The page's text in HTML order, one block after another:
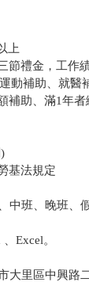
上
節禮金，工作
動補助、就醫
補助、滿1年者
基法規定
中班、晚班、
Excel。
大里區中興路